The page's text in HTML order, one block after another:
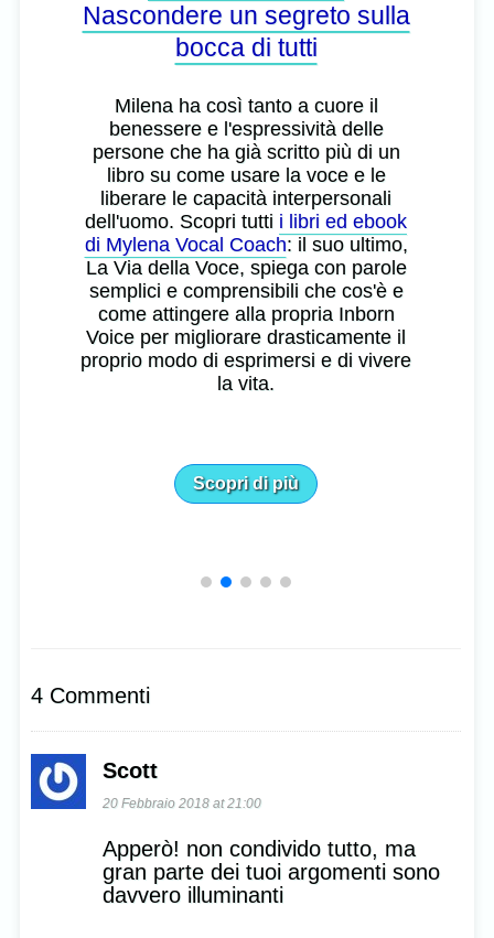
Nascondere un segreto sulla
bocca di tutti
Milena ha così tanto a cuore il
benessere e l'espressività delle
persone che ha già scritto più di un
libro su come usare la voce e le
liberare le capacità interpersonali
dell'uomo. Scopri tutti i libri ed ebook
di Mylena Vocal Coach: il suo ultimo,
La Via della Voce, spiega con parole
semplici e comprensibili che cos'è e
come attingere alla propria Inborn
Voice per migliorare drasticamente il
proprio modo di esprimersi e di vivere
la vita.
Scopri di più
4 Commenti
Scott
20 Febbraio 2018 at 21:00
Apperò! non condivido tutto, ma
gran parte dei tuoi argomenti sono
davvero illuminanti